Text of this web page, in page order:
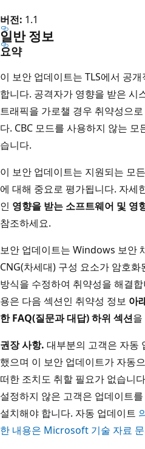
버전: 1.1
일반 정보
요약
이 보안 업데이트는 TLS에서 공
합니다. 공격자가 영향을 받은 시
트래픽을 가로챌 경우 취약성으
다. CBC 모드를 사용하지 않는
습니다.
이 보안 업데이트는 지원되는
에 대해 중요로 평가됩니다. 자세
인 영향을 받는 소프트웨어 및 영
참조하세요.
보안 업데이트는 Windows 보안
CNG(차세대) 구성 요소가 암호
방식을 수정하여 취약성을 해결
용은 다음 섹션인 취약성 정보 아
한 FAQ(질문과 대답) 하위 섹션
권장 사항. 대부분의 고객은 자동
했으며 이 보안 업데이트가 자동
떠한 조치도 취할 필요가 없습니
설정하지 않은 고객은 업데이트
설치해야 합니다. 자동 업데이트
한 내용은 Microsoft 기술 자료